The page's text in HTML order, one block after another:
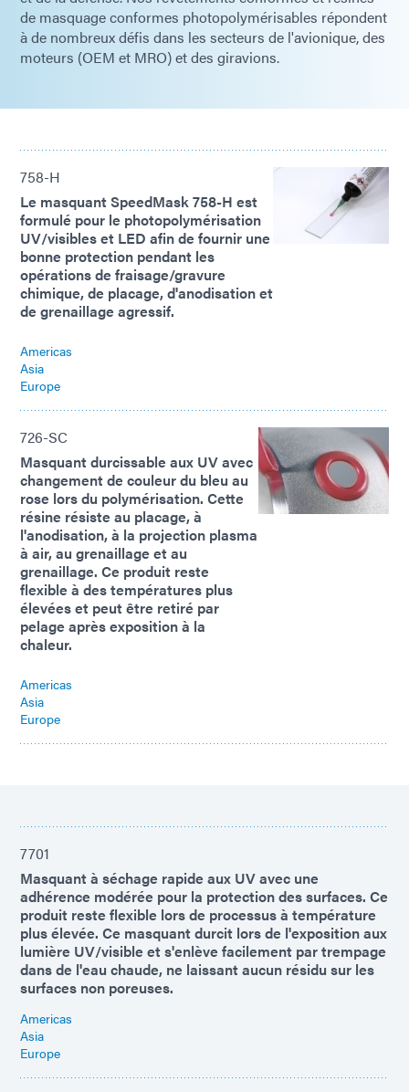
de masquage conformes photopolymérisables répondent
à de nombreux défis dans les secteurs de l'avionique, des
moteurs (OEM et MRO) et des giravions.
758-H
Le masquant SpeedMask 758-H est
formulé pour le photopolymérisation
UV/visibles et LED afin de fournir une
bonne protection pendant les
opérations de fraisage/gravure
chimique, de placage, d'anodisation et
de grenaillage agressif.
Americas
Asia
Europe
726-SC
Masquant durcissable aux UV avec
changement de couleur du bleu au
rose lors du polymérisation. Cette
résine résiste au placage, à
l'anodisation, à la projection plasma
à air, au grenaillage et au
grenaillage. Ce produit reste
flexible à des températures plus
élevées et peut être retiré par
pelage après exposition à la
chaleur.
Americas
Asia
Europe
7701
Masquant à séchage rapide aux UV avec une
adhérence modérée pour la protection des surfaces. Ce
produit reste flexible lors de processus à température
plus élevée. Ce masquant durcit lors de l'exposition aux
lumière UV/visible et s'enlève facilement par trempage
dans de l'eau chaude, ne laissant aucun résidu sur les
surfaces non poreuses.
Americas
Asia
Europe